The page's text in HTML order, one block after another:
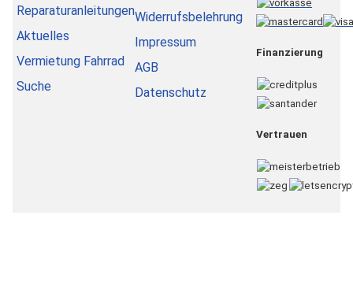
Reparaturanleitungen
Aktuelles
Vermietung Fahrrad
Suche
Widerrufsbelehrung
Impressum
AGB
Datenschutz
Finanzierung
Vertrauen